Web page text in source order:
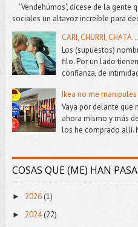
"Vendehúmos", dícese de la gente
sociales un altavoz increíble para
CARI, CHURRI,
Los (supuestos)
filo. Por un lado
confianza, de
Ikea no me manipules
Vaya por delante que
ahora mismo y más
los he comprado allí.
COSAS QUE (ME) HAN
► 2026(1)
► 2024(22)